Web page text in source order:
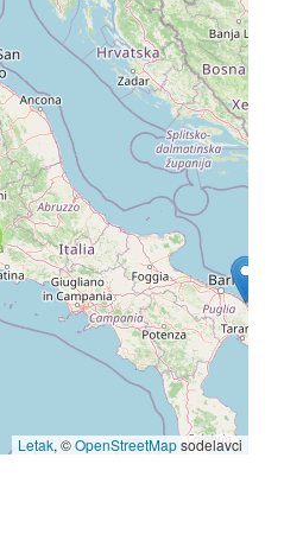
Letak, ©OpenStreetMapsodelavci